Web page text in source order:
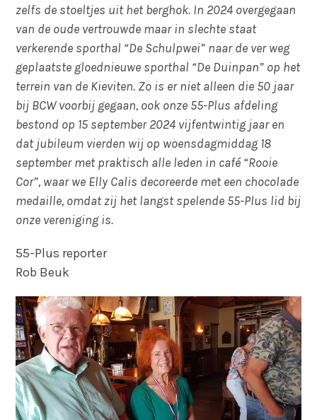
zelfs de stoeltjes uit het berghok. In 2024 overgegaan
van de oude vertrouwde maar in slechte staat
verkerende sporthal “De Schulpwei” naar de ver weg
geplaatste gloednieuwe sporthal “De Duinpan” op het
terrein van de Kieviten. Zo is er niet alleen die 50 jaar
bij BCW voorbij gegaan, ook onze 55-Plus afdeling
bestond op 15 september 2024 vijfentwintig jaar en
dat jubileum vierden wij op woensdagmiddag 18
september met praktisch alle leden in café “Rooie
Cor”, waar we Elly Calis decoreerde met een chocolade
medaille, omdat zij het langst spelende 55-Plus lid bij
onze vereniging is.
55-Plus reporter
Rob Beuk